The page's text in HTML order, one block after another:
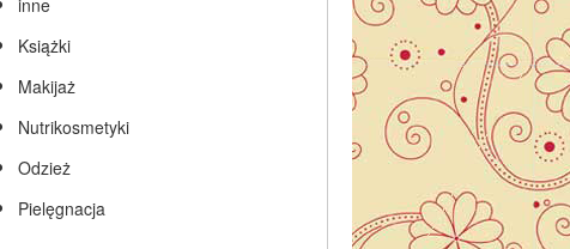
inne
Książki
Makijaż
Nutrikosmetyki
Odzież
Pielęgnacja